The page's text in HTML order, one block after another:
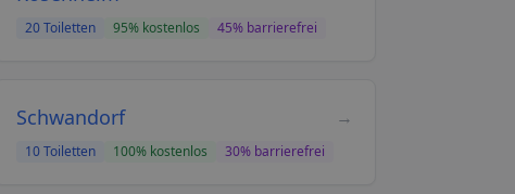
20Toiletten 95% kostenlos 45% barrierefrei
Schwandorf →
10Toiletten 100% kostenlos 30% barrierefrei